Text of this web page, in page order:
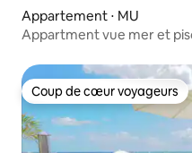
Appartement ⋅ MU
Appartment vue mer et
Coup de cœur voyageurs
Coup de cœur voyageurs